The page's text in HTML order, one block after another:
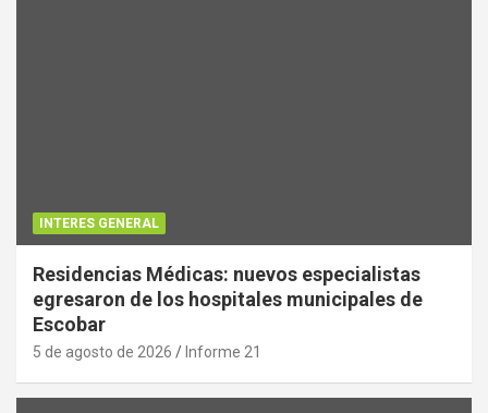
INTERES GENERAL
Residencias Médicas: nuevos especialistas
egresaron de los hospitales municipales de
Escobar
5 de agosto de 2026 Informe 21